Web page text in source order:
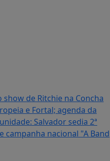
show de Ritchie na Concha
e Fortal; agenda da
Salvador sedia 2ª
campanha nacional "A Band